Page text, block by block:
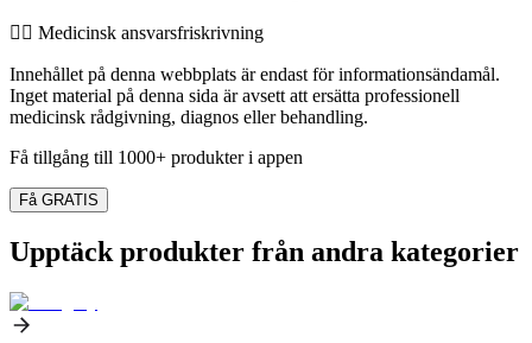
👨‍⚕️️ Medicinsk ansvarsfriskrivning
Innehållet på denna webbplats är endast för informationsändamål.
Inget material på denna sida är avsett att ersätta professionell
medicinsk rådgivning, diagnos eller behandling.
Få tillgång till 1000+ produkter i appen
Få GRATIS
Upptäck produkter från andra kategorier